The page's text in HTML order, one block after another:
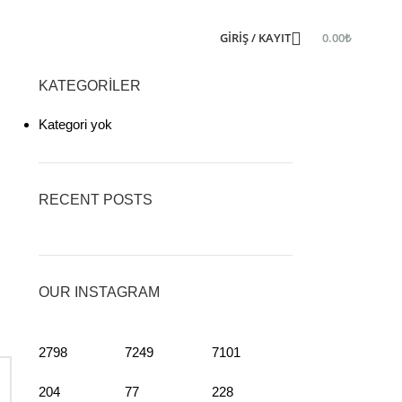
GIRIŞ / KAYIT 0.00₺
KATEGORILER
Kategori yok
RECENT POSTS
OUR INSTAGRAM
2798
204
7249
77
7101
228